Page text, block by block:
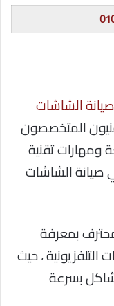
صيانة الشاشات
المتخصصون
ومهارات تقنية
صيانة الشاشات
بمعرفة
، حيث
بسرعة